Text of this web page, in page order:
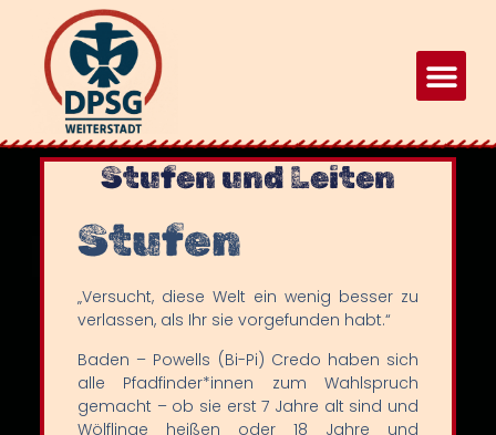
Stufen und Leiten
Stufen
„Versucht, diese Welt ein wenig besser zu
verlassen, als Ihr sie vorgefunden habt.“
Baden – Powells (Bi-Pi) Credo haben sich
alle Pfadfinder*innen zum Wahlspruch
gemacht – ob sie erst 7 Jahre alt sind und
Wölflinge heißen oder 18 Jahre und